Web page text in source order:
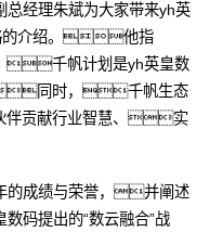
经理朱斌为大家带来yh英
略的介绍。他指
千帆计划是yh英皇数
同时，千帆生态
伴贡献行业智慧、实
的成绩与荣誉，并阐述
码提出的“数云融合”战